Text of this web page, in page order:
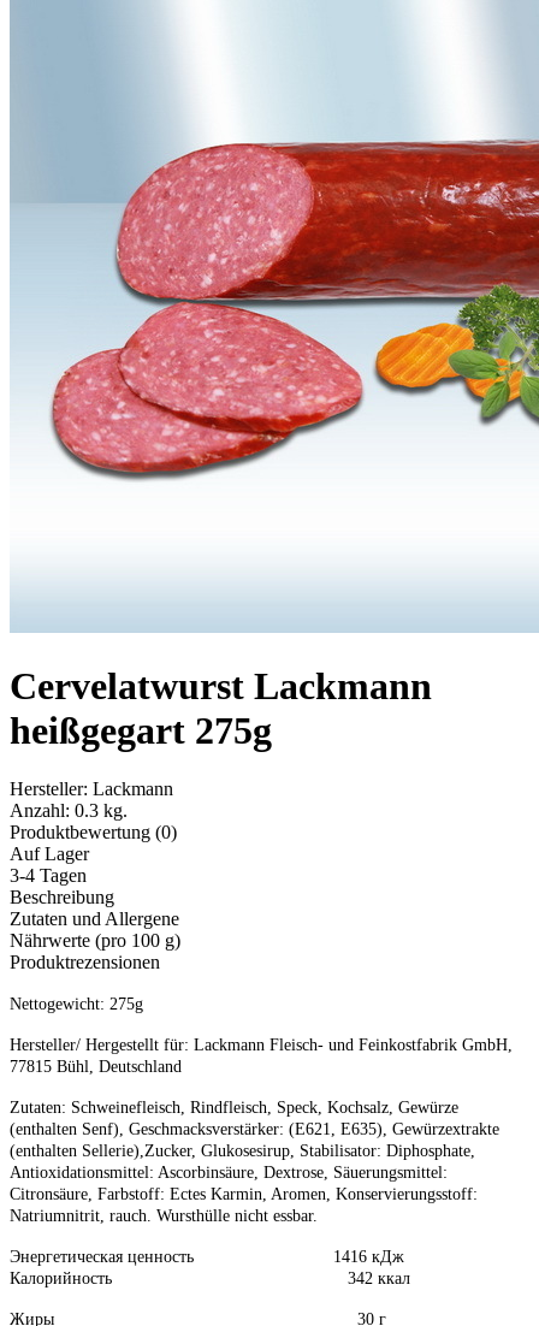
Cervelatwurst Lackmann
heißgegart 275g
Hersteller: Lackmann
Anzahl: 0.3 kg.
Produktbewertung (0)
Auf Lager
3-4 Tagen
Beschreibung
Zutaten und Allergene
Nährwerte (pro 100 g)
Produktrezensionen
Nettogewicht: 275g
Hersteller/ Hergestellt für: Lackmann Fleisch- und Feinkostfabrik GmbH,
77815 Bühl, Deutschland
Zutaten: Schweinefleisch, Rindfleisch, Speck, Kochsalz, Gewürze
(enthalten Senf), Geschmacksverstärker: (E621, E635), Gewürzextrakte
(enthalten Sellerie),Zucker, Glukosesirup, Stabilisator: Diphosphate,
Antioxidationsmittel: Ascorbinsäure, Dextrose, Säuerungsmittel:
Citronsäure, Farbstoff: Ectes Karmin, Aromen, Konservierungsstoff:
Natriumnitrit, rauch. Wursthülle nicht essbar.
Энергетическая ценность 1416 кДж
Калорийность 342 ккал
Жиры 30 г